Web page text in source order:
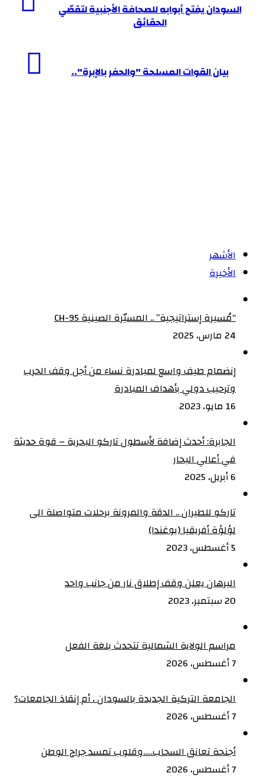
السودان يفتح أبوابه للصحافة الأجنبية لتقصّي
الحقائق
بيان القوات المسلحة "والحفر بالإبرة"..
الأشهر
الأخيرة
“مُسيرة إستراتيجية” .. المسيّرة الصينية CH-95
24 مارس، 2025
إنضمام طيف واسع لمبادرة نساء من أجل وقف الحرب
وترحيب دولي بأهداف المبادرة
16 مايو، 2023
الجابرة: أحدث إضافة لأسطول تاركو البحرية – قوة حديثة
في أعالي البحار
6 أبريل، 2025
تاركو للطيران .. الدقة والمرونة برحلات متواصلة الى
لؤلؤة أفريقيا (يوغندا)
البرهان يعلن وقف إطلاق نار من جانب واحد
20 سبتمبر، 2023
مراسم الولاية الشمالية تتحدث بلغة الفعل
الجامعة التركية الجديدة بالسودان ، أم إنقاذ الجامعات؟
أجنحة تعانق السحاب…..وقلوب تمسد جراح الوطن